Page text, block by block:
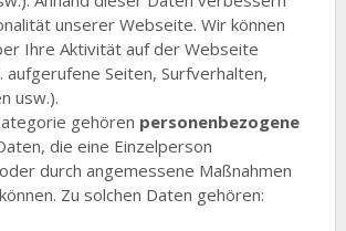
unserer Webseite. Wir können
Ihre Aktivität auf der Webseite
aufgerufene Seiten, Surfverhalten,
usw.).
gehören personenbezogene
die eine Einzelperson
durch angemessene Maßnahmen
Zu solchen Daten gehören: